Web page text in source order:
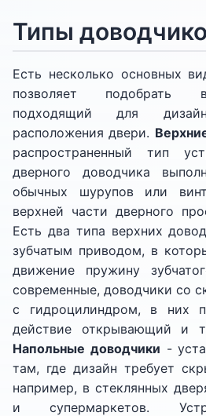
Типы
Есть несколько основных
позволяет подобрать
подходящий для
расположения двери.
распространенный тип
дверного доводчика
обычных шурупов или
верхней части дверного
Есть два типа верхних
зубчатым приводом, в
движение пружину
современные, доводчики со
с гидроцилиндром, в них
действие открывающий и
Напольные доводчики -
там, где дизайн требует
например, в стеклянных
и супермаркетов.